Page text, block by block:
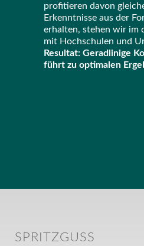
profitieren davon
Erkenntnisse aus der
erhalten, stehen wir im
mit Hochschulen und
Resultat: Geradlinige
führt zu optimalen
SPRITZGUSS